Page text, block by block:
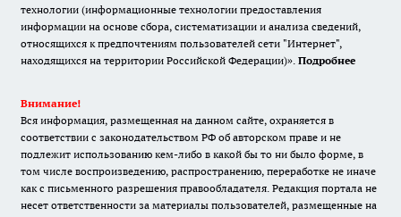
технологии (информационные технологии предоставления
информации на основе сбора, систематизации и анализа сведений,
относящихся к предпочтениям пользователей сети "Интернет",
находящихся на территории Российской Федерации)». Подробнее
Внимание!
Вся информация, размещенная на данном сайте, охраняется в
соответствии с законодательством РФ об авторском праве и не
подлежит использованию кем-либо в какой бы то ни было форме, в
том числе воспроизведению, распространению, переработке не иначе
как с письменного разрешения правообладателя. Редакция портала не
несет ответственности за материалы пользователей, размещенные на